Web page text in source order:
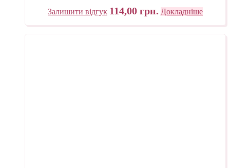
Залишити відгук 114,00 грн. Докладніше